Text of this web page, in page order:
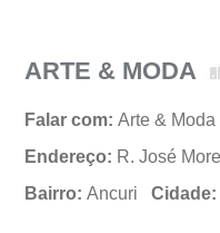
ARTE & MODA
Falar com: Arte & Moda
Endereço: R. José
Bairro: Ancuri Cidade: